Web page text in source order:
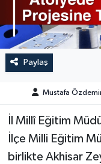
Paylaş
Mustafa
İl Millî Eğitim
İlçe Milli Eğitim
birlikte Akhisar
Yerel Haber
Akhisar Emlak
Etiketler
Sektörel
Röportaj
Yaşam
Kadın